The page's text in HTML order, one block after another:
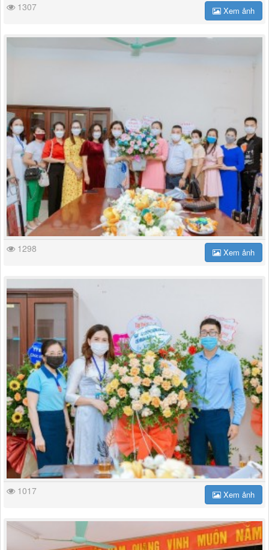
1307 Xem ảnh
1298 Xem ảnh
1017 Xem ảnh